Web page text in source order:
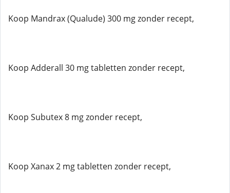
Koop Mandrax (Qualude) 300 mg zonder recept,
Koop Adderall 30 mg tabletten zonder recept,
Koop Subutex 8 mg zonder recept,
Koop Xanax 2 mg tabletten zonder recept,